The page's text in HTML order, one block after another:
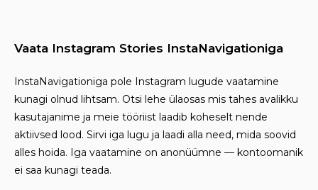
Vaata Instagram Stories InstaNavigationiga
InstaNavigationiga pole Instagram lugude vaatamine
kunagi olnud lihtsam. Otsi lehe ülaosas mis tahes avalikku
kasutajanime ja meie tööriist laadib koheselt nende
aktiivsed lood. Sirvi iga lugu ja laadi alla need, mida soovid
alles hoida. Iga vaatamine on anonüümne — kontoomanik
ei saa kunagi teada.